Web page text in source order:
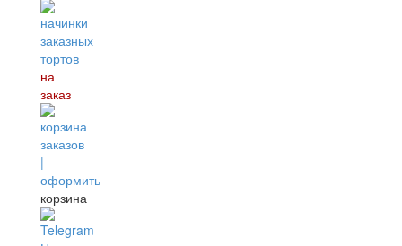
на
заказ
корзина